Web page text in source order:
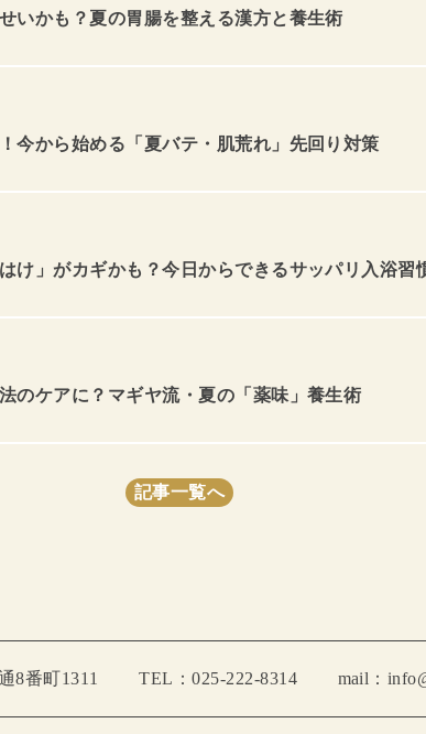
いかも？夏の胃腸を整える漢方と養生術
今から始める「夏バテ・肌荒れ」先回り対策
け」がカギかも？今日からできるサッパリ入浴習
のケアに？マギヤ流・夏の「薬味」養生術
記事一覧へ
8番町1311 TEL：025-222-8314 mail：